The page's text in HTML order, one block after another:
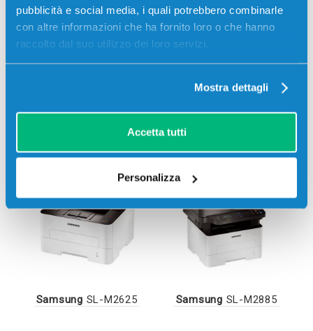
pubblicità e social media, i quali potrebbero combinarle
con altre informazioni che ha fornito loro o che hanno
raccolto dal suo utilizzo dei loro servizi.
Mostra dettagli
Accetta tutti
Personalizza
Stampanti compatibili
Samsung SL-M2625 Samsung SL-M2885